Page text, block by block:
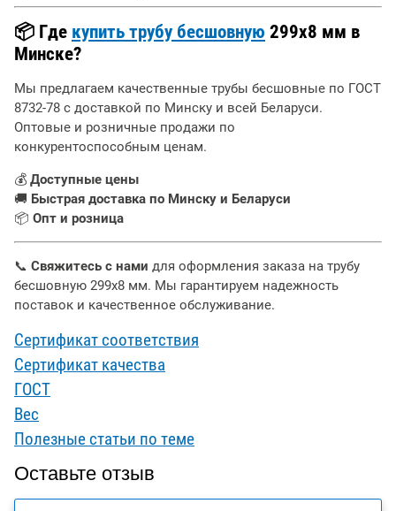
📦 Где купить трубу бесшовную 299х8 мм в
Минске?
Мы предлагаем качественные трубы бесшовные по ГОСТ
8732-78 с доставкой по Минску и всей Беларуси.
Оптовые и розничные продажи по
конкурентоспособным ценам.
💰 Доступные цены
🚚 Быстрая доставка по Минску и Беларуси
📦 Опт и розница
📞 Свяжитесь с нами для оформления заказа на трубу
бесшовную 299х8 мм. Мы гарантируем надежность
поставок и качественное обслуживание.
Сертификат соответствия
Сертификат качества
ГОСТ
Вес
Полезные статьи по теме
Оставьте отзыв